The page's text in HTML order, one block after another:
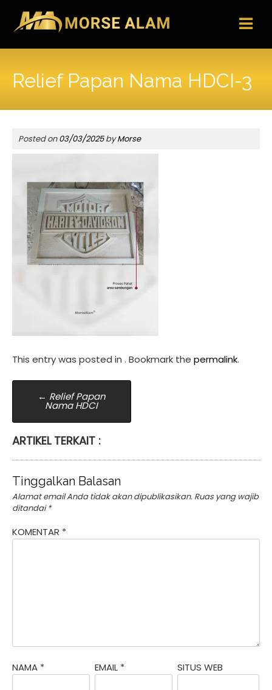
content
Relief Papan Nama HDCI-3
Posted on03/03/2025byMorse
This entry was posted in . Bookmark the permalink.
Post
navigation
← Relief Papan
Nama HDCI
ARTIKEL TERKAIT :
Tinggalkan Balasan
Alamat email Anda tidak akan dipublikasikan. Ruas yang wajib
ditandai*
KOMENTAR *
NAMA * EMAIL * SITUS WEB